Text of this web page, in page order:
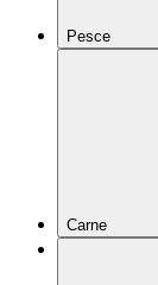
Pesce
Carne